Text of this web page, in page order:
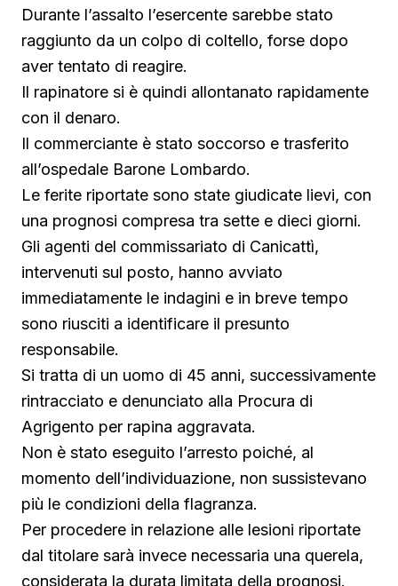
Durante l’assalto l’esercente sarebbe stato
raggiunto da un colpo di coltello, forse dopo
aver tentato di reagire.
Il rapinatore si è quindi allontanato rapidamente
con il denaro.
Il commerciante è stato soccorso e trasferito
all’ospedale Barone Lombardo.
Le ferite riportate sono state giudicate lievi, con
una prognosi compresa tra sette e dieci giorni.
Gli agenti del commissariato di Canicattì,
intervenuti sul posto, hanno avviato
immediatamente le indagini e in breve tempo
sono riusciti a identificare il presunto
responsabile.
Si tratta di un uomo di 45 anni, successivamente
rintracciato e denunciato alla Procura di
Agrigento per rapina aggravata.
Non è stato eseguito l’arresto poiché, al
momento dell’individuazione, non sussistevano
più le condizioni della flagranza.
Per procedere in relazione alle lesioni riportate
dal titolare sarà invece necessaria una querela,
considerata la durata limitata della prognosi.